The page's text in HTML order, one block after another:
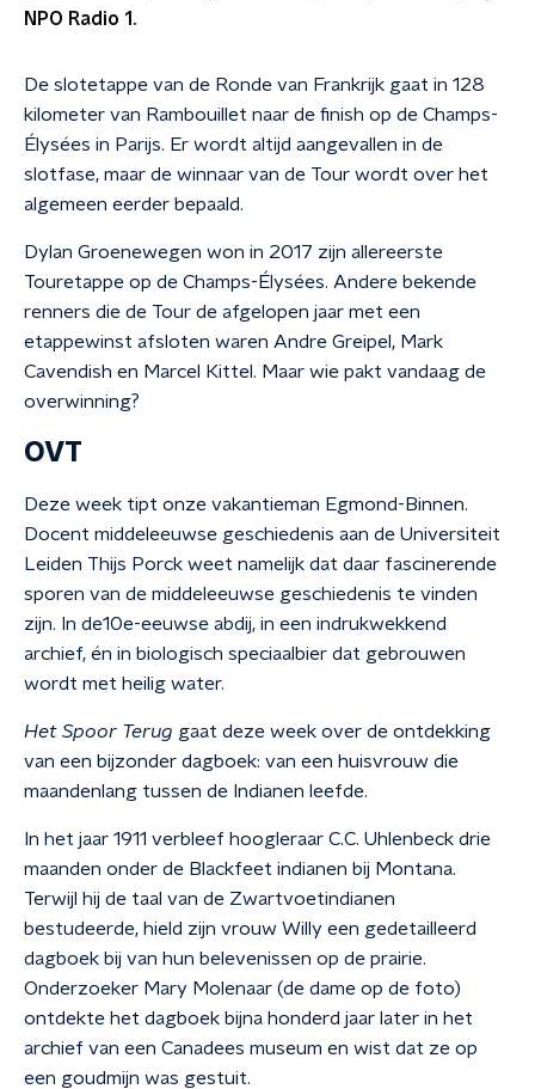
NPO Radio 1.
De slotetappe van de Ronde van Frankrijk gaat in 128
kilometer van Rambouillet naar de finish op de Champs-
Élysées in Parijs. Er wordt altijd aangevallen in de
slotfase, maar de winnaar van de Tour wordt over het
algemeen eerder bepaald.
Dylan Groenewegen won in 2017 zijn allereerste
Touretappe op de Champs-Élysées. Andere bekende
renners die de Tour de afgelopen jaar met een
etappewinst afsloten waren Andre Greipel, Mark
Cavendish en Marcel Kittel. Maar wie pakt vandaag de
overwinning?
OVT
Deze week tipt onze vakantieman Egmond-Binnen.
Docent middeleeuwse geschiedenis aan de Universiteit
Leiden Thijs Porck weet namelijk dat daar fascinerende
sporen van de middeleeuwse geschiedenis te vinden
zijn. In de10e-eeuwse abdij, in een indrukwekkend
archief, én in biologisch speciaalbier dat gebrouwen
wordt met heilig water.
Het Spoor Terug gaat deze week over de ontdekking
van een bijzonder dagboek: van een huisvrouw die
maandenlang tussen de Indianen leefde.
In het jaar 1911 verbleef hoogleraar C.C. Uhlenbeck drie
maanden onder de Blackfeet indianen bij Montana.
Terwijl hij de taal van de Zwartvoetindianen
bestudeerde, hield zijn vrouw Willy een gedetailleerd
dagboek bij van hun belevenissen op de prairie.
Onderzoeker Mary Molenaar (de dame op de foto)
ontdekte het dagboek bijna honderd jaar later in het
archief van een Canadees museum en wist dat ze op
een goudmijn was gestuit.